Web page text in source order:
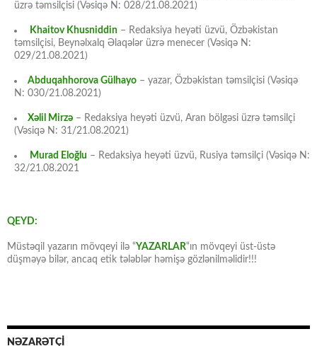
üzrə təmsilçisi (Vəsiqə N: 028/21.08.2021)
Khaitov Khusniddin – Redaksiya heyəti üzvü, Özbəkistan
təmsilçisi, Beynəlxalq Əlaqələr üzrə menecer (Vəsiqə N:
029/21.08.2021)
Abduqahhorova Gülhayo – yazar, Özbəkistan təmsilçisi (Vəsiqə
N: 030/21.08.2021)
Xəlil Mirzə – Redaksiya heyəti üzvü, Aran bölgəsi üzrə təmsilçi
(Vəsiqə N: 31/21.08.2021)
Murad Eloğlu – Redaksiya heyəti üzvü, Rusiya təmsilçi (Vəsiqə N:
32/21.08.2021
QEYD:
Müstəqil yazarın mövqeyi ilə “YAZARLAR“ın mövqeyi üst-üstə
düşməyə bilər, ancaq etik tələblər həmişə gözlənilməlidir!!!
NƏZARƏTÇİ